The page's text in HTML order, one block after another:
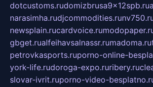
dotcustoms.rudomizbrusa9x12spb.ru
narasimha.rudjcommodities.ru
newsplain.rucardvoice.ru
gbget.rualfeihavsalnassr.rumadoma.ru
petrovkasports.ruporno-online-
york-life.rudoroga-expo.ruribery.ru
slovar-ivrit.ruporno-video-